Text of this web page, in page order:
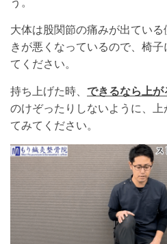
大体は股関節の痛みが出てい
きが悪くなっているので、椅
てください。
持ち上げた時、 できるなら上
のけぞったりしないように、
てみてください。